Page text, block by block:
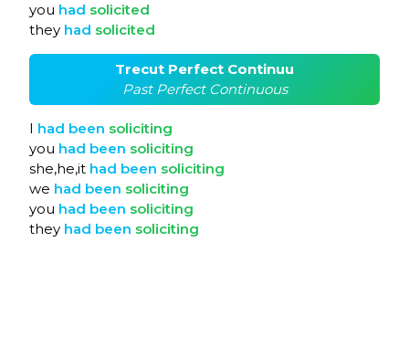
you had solicited
they had solicited
Trecut Perfect Continuu
Past Perfect Continuous
I had been soliciting
you had been soliciting
she,he,it had been soliciting
we had been soliciting
you had been soliciting
they had been soliciting